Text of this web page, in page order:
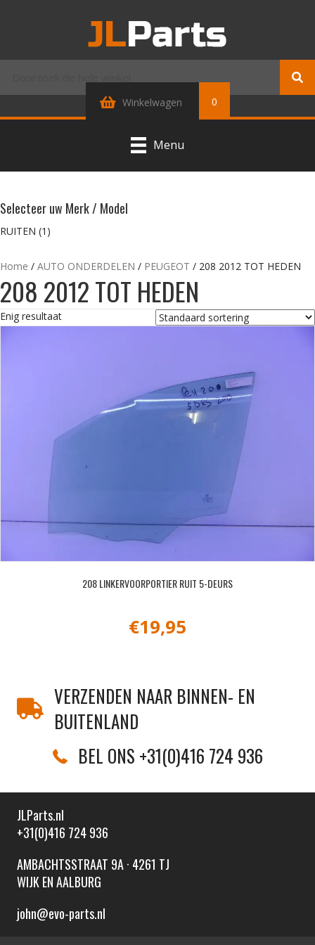
Winkelwagen 0
Menu
Selecteer uw Merk / Model
RUITEN (1)
Home / AUTO ONDERDELEN / PEUGEOT / 208 2012 TOT HEDEN
208 2012 TOT HEDEN
Enig resultaat
208 LINKERVOORPORTIER RUIT 5-DEURS
€19,95
VERZENDEN NAAR BINNEN- EN
BUITENLAND
BEL ONS +31(0)416 724 936
JLParts.nl
+31(0)416 724 936
AMBACHTSSTRAAT 9A · 4261 TJ
WIJK EN AALBURG
john@evo-parts.nl